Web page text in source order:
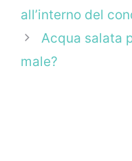
all’interno del
Acqua salata
male?